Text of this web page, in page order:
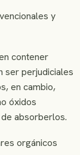
y
contener
ser perjudiciales
en cambio,
óxidos
absorberlos.
orgánicos